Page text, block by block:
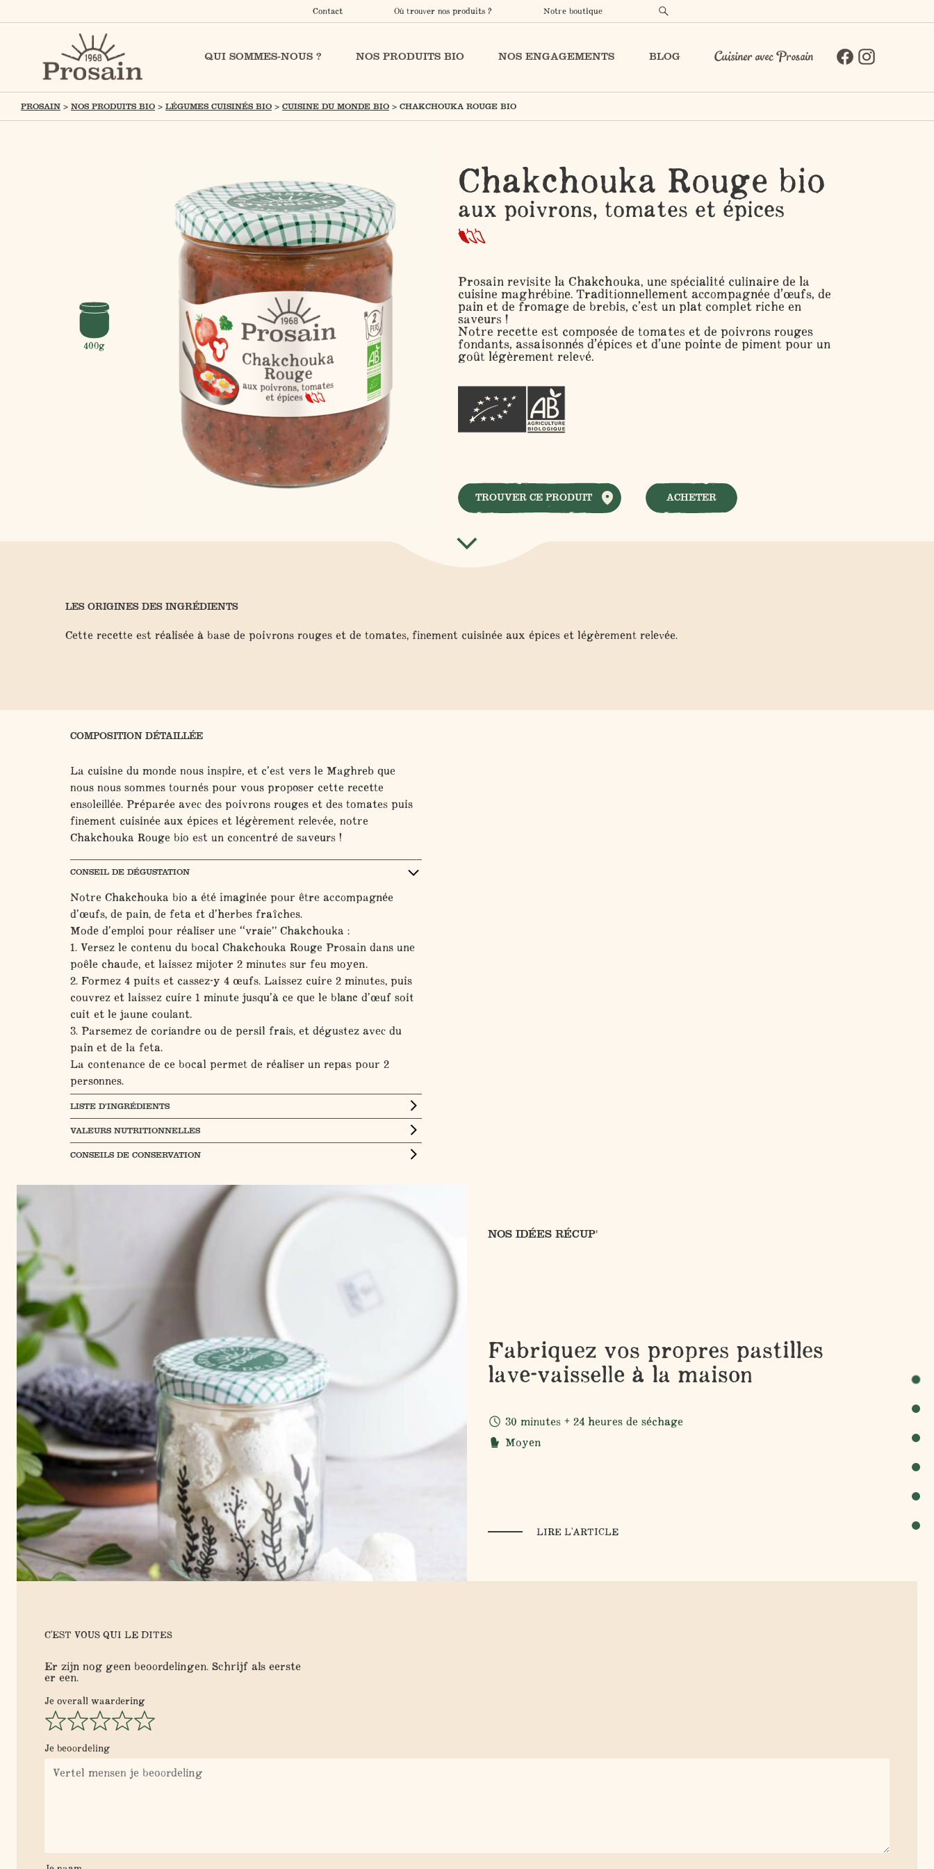
Contact Où trouver nos produits ? Notre boutique
QUI SOMMES-NOUS ? NOS PRODUITS BIO NOS ENGAGEMENTS BLOG Cuisiner avec Prosain
PROSAIN > NOS PRODUITS BIO > LÉGUMES CUISINÉS BIO > CUISINE DU MONDE BIO > CHAKCHOUKA ROUGE BIO
400g
Chakchouka Rouge bio
aux poivrons, tomates et épices
Prosain revisite la Chakchouka, une spécialité culinaire de la
cuisine maghrébine. Traditionnellement accompagnée d’œufs, de
pain et de fromage de brebis, c’est un plat complet riche en
saveurs !
Notre recette est composée de tomates et de poivrons rouges
fondants, assaisonnés d’épices et d’une pointe de piment pour un
goût légèrement relevé.
TROUVER CE PRODUIT ACHETER
LES ORIGINES DES INGRÉDIENTS
Cette recette est réalisée à base de poivrons rouges et de tomates, finement cuisinée aux épices et légèrement relevée.
COMPOSITION DÉTAILLÉE
La cuisine du monde nous inspire, et c’est vers le Maghreb que
nous nous sommes tournés pour vous proposer cette recette
ensoleillée. Préparée avec des poivrons rouges et des tomates puis
finement cuisinée aux épices et légèrement relevée, notre
Chakchouka Rouge bio est un concentré de saveurs !
CONSEIL DE DÉGUSTATION
Notre Chakchouka bio a été imaginée pour être accompagnée
d’œufs, de pain, de feta et d’herbes fraîches.
Mode d’emploi pour réaliser une “vraie” Chakchouka :
1. Versez le contenu du bocal Chakchouka Rouge Prosain dans une
poêle chaude, et laissez mijoter 2 minutes sur feu moyen.
2. Formez 4 puits et cassez-y 4 œufs. Laissez cuire 2 minutes, puis
couvrez et laissez cuire 1 minute jusqu’à ce que le blanc d’œuf soit
cuit et le jaune coulant.
3. Parsemez de coriandre ou de persil frais, et dégustez avec du
pain et de la feta.
La contenance de ce bocal permet de réaliser un repas pour 2
personnes.
LISTE D’INGRÉDIENTS
VALEURS NUTRITIONNELLES
CONSEILS DE CONSERVATION
NOS IDÉES RÉCUP'
Fabriquez vos propres pastilles
lave-vaisselle à la maison
30 minutes + 24 heures de séchage
Moyen
LIRE L'ARTICLE
C'EST VOUS QUI LE DITES
Er zijn nog geen beoordelingen. Schrijf als eerste
er een.
Je overall waardering
Je beoordeling